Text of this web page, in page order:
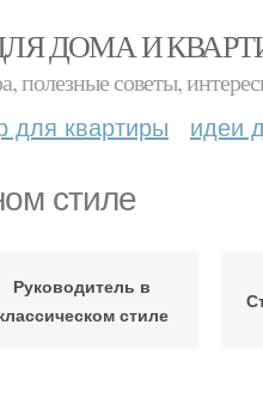
ДОМА И
полезные советы,
для квартиры идеи
стиле
Руководитель в
стиле